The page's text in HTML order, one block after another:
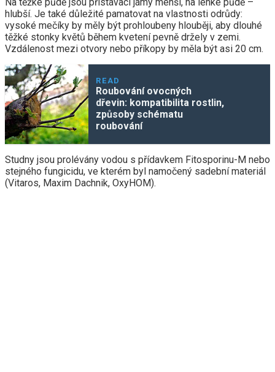
hlubší. Je také důležité pamatovat na vlastnosti odrůdy:
vysoké mečíky by měly být prohloubeny hlouběji, aby dlouhé
těžké stonky květů během kvetení pevně držely v zemi.
Vzdálenost mezi otvory nebo příkopy by měla být asi 20 cm.
READ
Roubování ovocných
dřevin: kompatibilita rostlin,
způsoby schématu
roubování
Studny jsou prolévány vodou s přídavkem Fitosporinu-M nebo
stejného fungicidu, ve kterém byl namočený sadební materiál
(Vitaros, Maxim Dachnik, OxyHOM).